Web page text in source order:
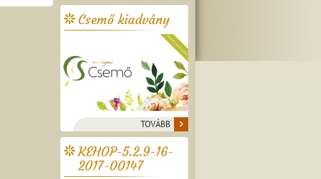
Csemő kiadvány
TOVÁBB
KEHOP-5.2.9-16-
2017-00147